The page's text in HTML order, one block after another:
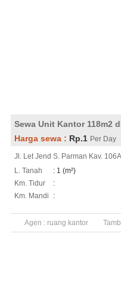
Sewa Unit Kantor 118m2
Harga sewa : Rp.1 Per Day
Jl. Let Jend S. Parman Kav.
L. Tanah
: 1 (m²)
Km. Tidur
:
Km. Mandi
:
Agen : ruang kantor